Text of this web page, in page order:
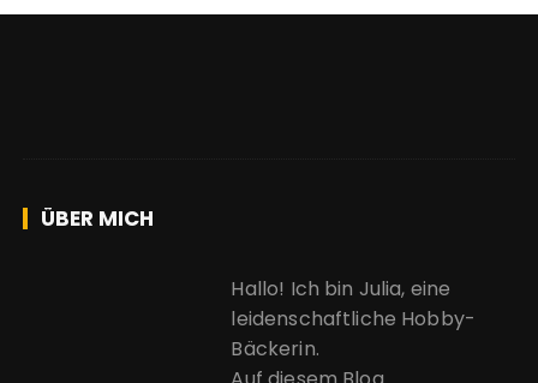
ÜBER MICH
Hallo! Ich bin Julia, eine
leidenschaftliche Hobby-
Bäckerin.